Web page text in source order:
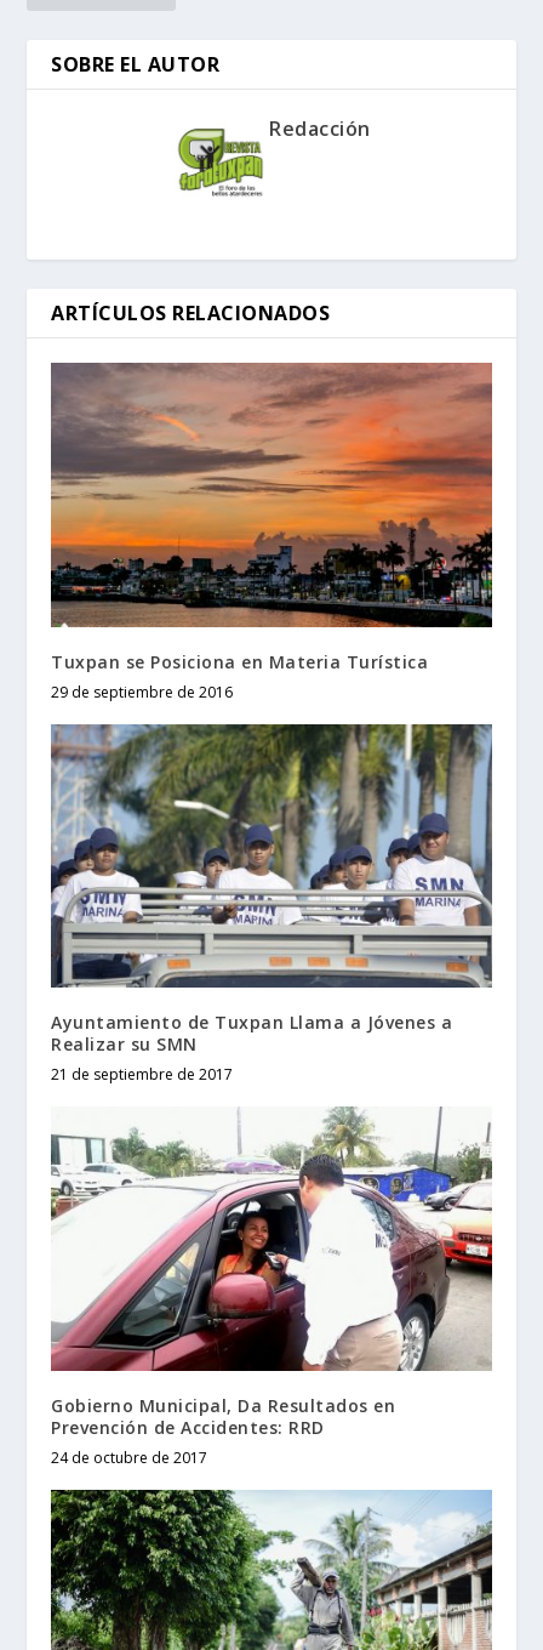
SOBRE EL AUTOR
Redacción
ARTÍCULOS RELACIONADOS
Tuxpan se Posiciona en Materia Turística
29 de septiembre de 2016
Ayuntamiento de Tuxpan Llama a Jóvenes a
Realizar su SMN
21 de septiembre de 2017
Gobierno Municipal, Da Resultados en
Prevención de Accidentes: RRD
24 de octubre de 2017